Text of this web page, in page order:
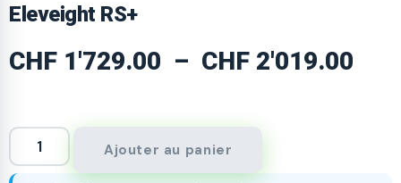
Eleveight RS+
CHF 1'729.00 – CHF 2'019.00
Ajouter au panier